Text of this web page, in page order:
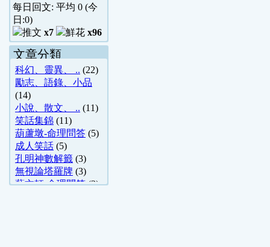
每日回文: 平均 0 (今
日:0)
x7
x96
文章分類
科幻、靈異、 .. (22)
勵志、語錄、小品
(14)
小說、散文、 .. (11)
笑話集錦 (11)
葫蘆墩-命理問答 (5)
成人笑話 (5)
孔明神數解籤 (3)
無視論塔羅牌 (3)
藝文軒-命理問答(2)